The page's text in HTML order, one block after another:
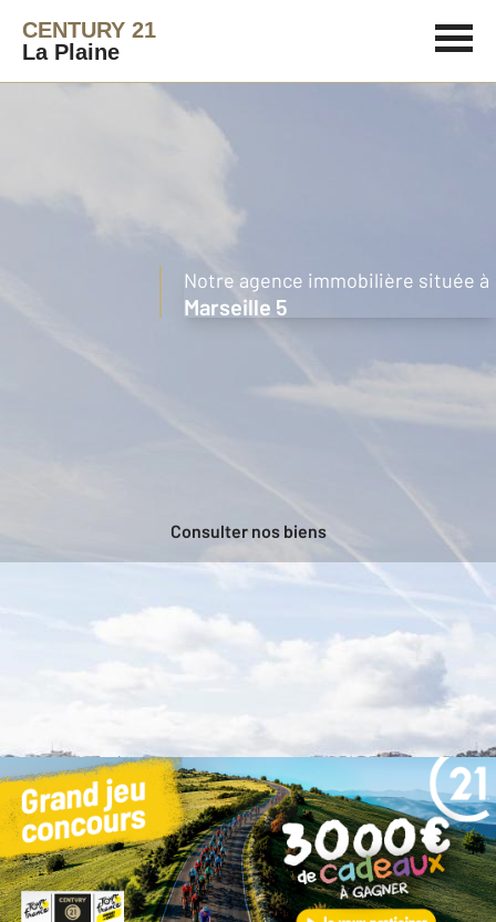
CENTURY 21
La Plaine
Notre agence immobilière située à
Marseille 5
Consulter nos biens
Besoin d'une estimation
gratuitepour votre bien ?
Prendre rendez-vous avec un professionnel